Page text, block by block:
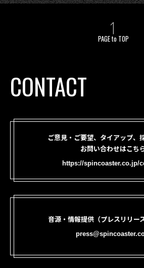
PAGE to TOP
CONTACT
ご意見・ご要望、タイアップ、
お問い合わせはこち
https://spincoaster.co.jp/
音源・情報提供（プレスリリー